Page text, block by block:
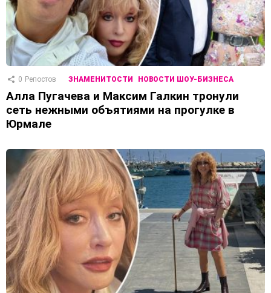
0 Репостов ЗНАМЕНИТОСТИ НОВОСТИ ШОУ-БИЗНЕСА
Алла Пугачева и Максим Галкин тронули
сеть нежными объятиями на прогулке в
Юрмале